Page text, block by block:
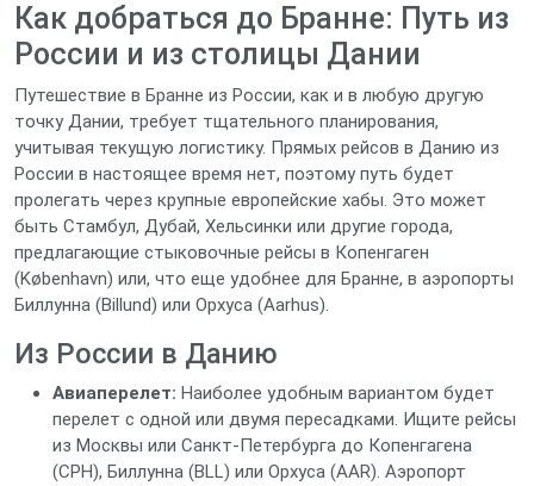
Как добраться до Бранне: Путь из
России и из столицы Дании
Путешествие в Бранне из России, как и в любую другую
точку Дании, требует тщательного планирования,
учитывая текущую логистику. Прямых рейсов в Данию из
России в настоящее время нет, поэтому путь будет
пролегать через крупные европейские хабы. Это может
быть Стамбул, Дубай, Хельсинки или другие города,
предлагающие стыковочные рейсы в Копенгаген
(København) или, что еще удобнее для Бранне, в аэропорты
Биллунна (Billund) или Орхуса (Aarhus).
Из России в Данию
Авиаперелет: Наиболее удобным вариантом будет
перелет с одной или двумя пересадками. Ищите рейсы
из Москвы или Санкт-Петербурга до Копенгагена
(CPH), Биллунна (BLL) или Орхуса (AAR). Аэропорт